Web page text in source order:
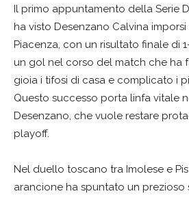
Il primo appuntamento della Serie
ha visto Desenzano Calvina
Piacenza, con un risultato finale di
un gol nel corso del match che ha
gioia i tifosi di casa e complicato i
Questo successo porta linfa vitale
Desenzano, che vuole restare
playoff.
Nel duello toscano tra Imolese e
arancione ha spuntato un prezioso